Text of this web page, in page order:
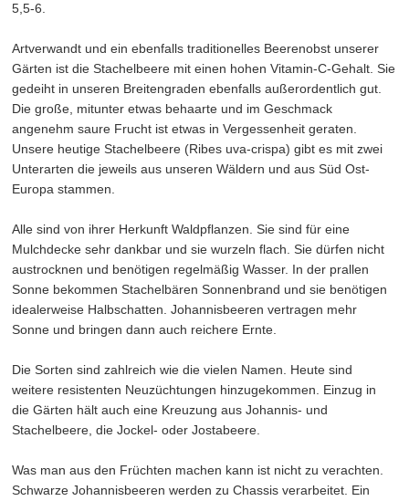
5,5-6.
Artverwandt und ein ebenfalls traditionelles Beerenobst unserer
Gärten ist die Stachelbeere mit einen hohen Vitamin-C-Gehalt. Sie
gedeiht in unseren Breitengraden ebenfalls außerordentlich gut.
Die große, mitunter etwas behaarte und im Geschmack
angenehm saure Frucht ist etwas in Vergessenheit geraten.
Unsere heutige Stachelbeere (Ribes uva-crispa) gibt es mit zwei
Unterarten die jeweils aus unseren Wäldern und aus Süd Ost-
Europa stammen.
Alle sind von ihrer Herkunft Waldpflanzen. Sie sind für eine
Mulchdecke sehr dankbar und sie wurzeln flach. Sie dürfen nicht
austrocknen und benötigen regelmäßig Wasser. In der prallen
Sonne bekommen Stachelbären Sonnenbrand und sie benötigen
idealerweise Halbschatten. Johannisbeeren vertragen mehr
Sonne und bringen dann auch reichere Ernte.
Die Sorten sind zahlreich wie die vielen Namen. Heute sind
weitere resistenten Neuzüchtungen hinzugekommen. Einzug in
die Gärten hält auch eine Kreuzung aus Johannis- und
Stachelbeere, die Jockel- oder Jostabeere.
Was man aus den Früchten machen kann ist nicht zu verachten.
Schwarze Johannisbeeren werden zu Chassis verarbeitet. Ein